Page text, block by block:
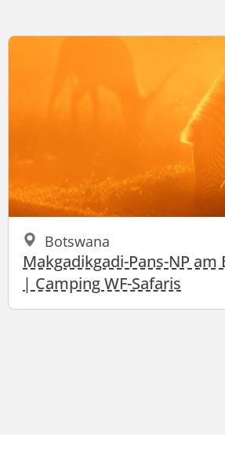
Botswana
Makgadikgadi-Pans-NP am
| Camping WF-Safaris